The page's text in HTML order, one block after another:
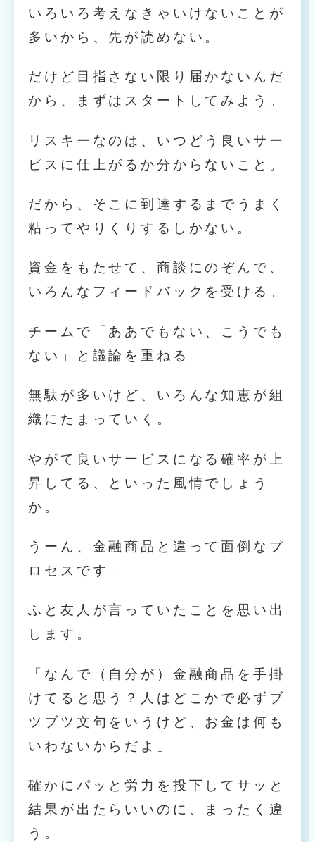
いろいろ考えなきゃいけないことが
多いから、先が読めない。
だけど目指さない限り届かないんだ
から、まずはスタートしてみよう。
リスキーなのは、いつどう良いサー
ビスに仕上がるか分からないこと。
だから、そこに到達するまでうまく
粘ってやりくりするしかない。
資金をもたせて、商談にのぞんで、
いろんなフィードバックを受ける。
チームで「ああでもない、こうでも
ない」と議論を重ねる。
無駄が多いけど、いろんな知恵が組
織にたまっていく。
やがて良いサービスになる確率が上
昇してる、といった風情でしょう
か。
うーん、金融商品と違って面倒なプ
ロセスです。
ふと友人が言っていたことを思い出
します。
「なんで（自分が）金融商品を手掛
けてると思う？人はどこかで必ずブ
ツブツ文句をいうけど、お金は何も
いわないからだよ」
確かにパッと労力を投下してサッと
結果が出たらいいのに、まったく違
う。